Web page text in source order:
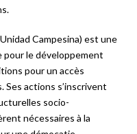
Campesina) est une
pour le développement
pour un accès
Ses actions s’inscrivent
socio-
nécessaires à la